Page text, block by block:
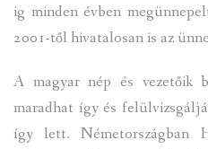
ig minden évben
2001-től hivatalosan is az
A magyar nép és vezetőik
maradhat így és
így lett. Németországban